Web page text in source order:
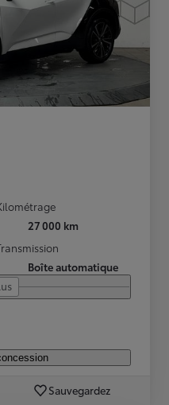
27 000 km
Boîte automatique
Sauvegardez